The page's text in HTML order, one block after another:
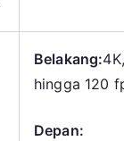
Belakang:4K,
hingga 120
Depan: